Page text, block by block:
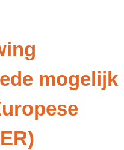
mogelijk